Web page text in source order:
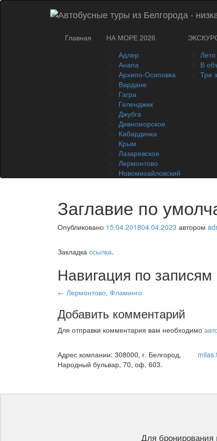
Главная
НА МОРЕ 2026
Адлер
Анапа
Архипо-Осиповка
Вардане
Гагра
Геленджик
Джубга
Дивноморское
Кабардинка
Крым
Лазаревское
Лермонтово
Новомихайловский
В
Три
Заглавие по
Опубликовано 15.04.201804.04.2023 автором
Закладка ссылка.
Навигация по записям
← Лермонтово, Фламинго
Добавить комментарий
Для отправки комментария вам необходимо
Адрес компании: 308000, г. Белгород,
Народный бульвар, 70, оф. 603.
Для бронирования